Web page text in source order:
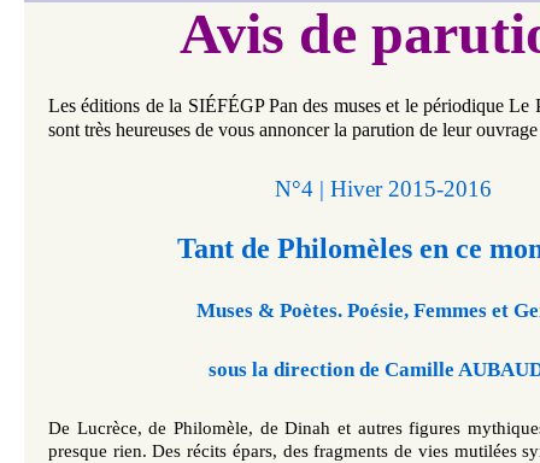
Avis de
Les éditions de la SIÉFÉGP Pan des muses et le périodique Le
sont très heureuses de vous annoncer la parution de leur
N°4 | Hiver 2015-2016
Tant de Philomèles en ce
Muses & Poètes. Poésie, Femmes et
sous la direction de Camille
De Lucrèce, de Philomèle, de Dinah et autres figures
presque rien. Des récits épars, des fragments de vies mutilées